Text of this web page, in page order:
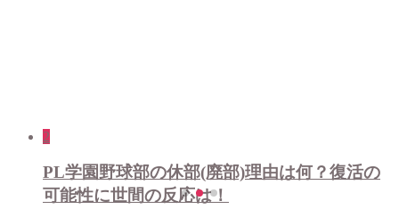
2
PL学園野球部の休部(廃部)理由は何？復活の
可能性に世間の反応は！